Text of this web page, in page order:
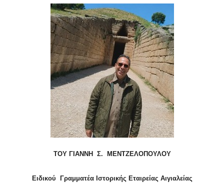
ΤΟΥ ΓΙΑΝΝΗ Σ. ΜΕΝΤΖΕΛΟΠΟΥΛΟΥ
Ειδικού Γραμματέα Ιστορικής Εταιρείας Αιγιαλείας